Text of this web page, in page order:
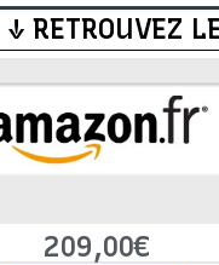
↓ RETROUVEZ
209,00€